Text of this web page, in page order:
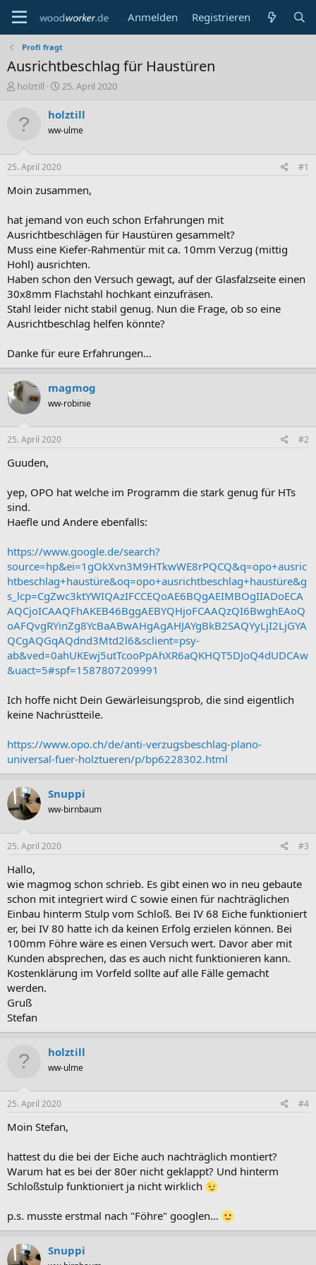
Anmelden Registrieren
Profi fragt
Ausrichtbeschlag für Haustüren
E
t
e
r
holztill
E
s
e
a
25. April 2020
holztill
ww-ulme
25. April 2020 #1
Moin zusammen,
hat jemand von euch schon Erfahrungen mit
Ausrichtbeschlägen für Haustüren gesammelt?
Muss eine Kiefer-Rahmentür mit ca. 10mm Verzug (mittig
Hohl) ausrichten.
Haben schon den Versuch gewagt, auf der Glasfalzseite einen
30x8mm Flachstahl hochkant einzufräsen.
Stahl leider nicht stabil genug. Nun die Frage, ob so eine
Ausrichtbeschlag helfen könnte?
Danke für eure Erfahrungen...
magmog
ww-robinie
25. April 2020 #2
Guuden,
yep, OPO hat welche im Programm die stark genug für HTs
sind.
Haefle und Andere ebenfalls:
https://www.google.de/search?
source=hp&ei=1gOkXvn3M9HTkwWE8rPQCQ&q=opo+ausric
htbeschlag+haustüre&oq=opo+ausrichtbeschlag+haustüre&g
s_lcp=CgZwc3ktYWIQAzIFCCEQoAE6BQgAEIMBOgIIADoECA
AQCjoICAAQFhAKEB46BggAEBYQHjoFCAAQzQI6BwghEAoQ
oAFQvgRYinZg8YcBaABwAHgAgAHJAYgBkB2SAQYyLjI2LjGYA
QCgAQGqAQdnd3Mtd2l6&sclient=psy-
ab&ved=0ahUKEwj5utTcooPpAhXR6aQKHQT5DJoQ4dUDCAw
&uact=5#spf=1587807209991
Ich hoffe nicht Dein Gewärleisungsprob, die sind eigentlich
keine Nachrüstteile.
https://www.opo.ch/de/anti-verzugsbeschlag-plano-
universal-fuer-holztueren/p/bp6228302.html
Snuppi
ww-birnbaum
25. April 2020 #3
Hallo,
wie magmog schon schrieb. Es gibt einen wo in neu gebaute
schon mit integriert wird C sowie einen für nachträglichen
Einbau hinterm Stulp vom Schloß. Bei IV 68 Eiche funktioniert
er, bei IV 80 hatte ich da keinen Erfolg erzielen können. Bei
100mm Föhre wäre es einen Versuch wert. Davor aber mit
Kunden absprechen, das es auch nicht funktionieren kann.
Kostenklärung im Vorfeld sollte auf alle Fälle gemacht
werden.
Gruß
Stefan
holztill
ww-ulme
25. April 2020 #4
Moin Stefan,
hattest du die bei der Eiche auch nachträglich montiert?
Warum hat es bei der 80er nicht geklappt? Und hinterm
Schloßstulp funktioniert ja nicht wirklich
p.s. musste erstmal nach "Föhre" googlen...
Snuppi